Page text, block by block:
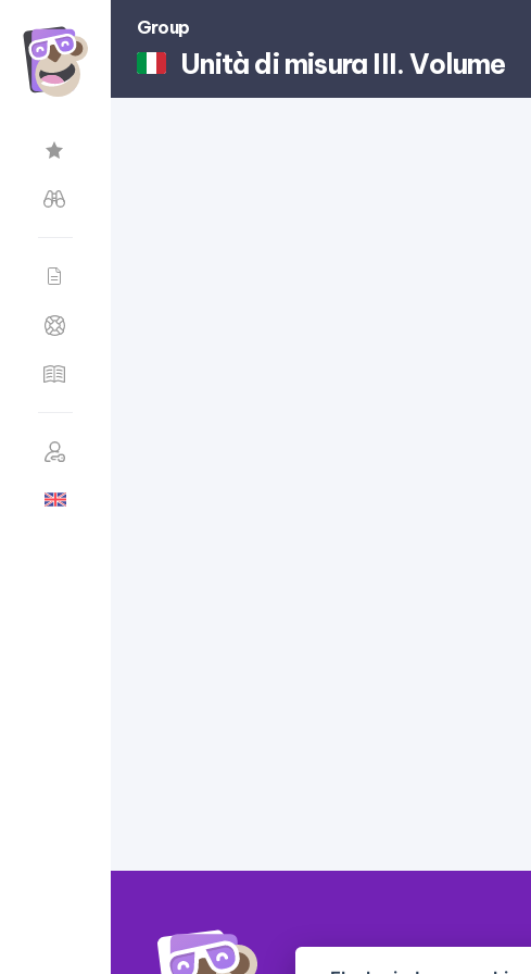
Group
Unità di misura III. Volume